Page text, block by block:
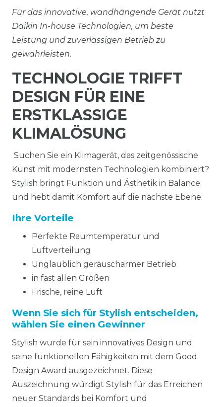
Für das innovative, wandhängende Gerät nutzt
Daikin In-house Technologien, um beste
Leistung und zuverlässigen Betrieb zu
gewährleisten.
TECHNOLOGIE TRIFFT
DESIGN FÜR EINE
ERSTKLASSIGE
KLIMALÖSUNG
Suchen Sie ein Klimagerät, das zeitgenössische
Kunst mit modernsten Technologien kombiniert?
Stylish bringt Funktion und Ästhetik in Balance
und hebt damit Komfort auf die nächste Ebene.
Ihre Vorteile
Perfekte Raumtemperatur und
Luftverteilung
Unglaublich geräuscharmer Betrieb
in fast allen Größen
Frische, reine Luft
Wenn Sie sich für Stylish entscheiden,
wählen Sie einen Gewinner
Stylish wurde für sein innovatives Design und
seine funktionellen Fähigkeiten mit dem Good
Design Award ausgezeichnet. Diese
Auszeichnung würdigt Stylish für das Erreichen
neuer Standards bei Komfort und